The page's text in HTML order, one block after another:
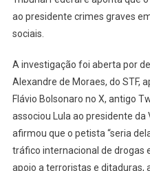
ao presidente crimes graves
sociais.
A investigação foi aberta por
Alexandre de Moraes, do STF,
Flávio Bolsonaro no X, antigo
associou Lula ao presidente da
afirmou que o petista “seria
tráfico internacional de drogas
apoio a terroristas e ditaduras,